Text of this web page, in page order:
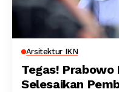
Arsitektur IKN
Tegas!
Selesaikan